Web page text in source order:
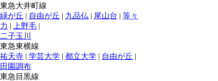
東急大井町線
緑が丘 | 自由が丘 | 九品仏 | 尾山台 | 等々
力 | 上野毛 |
二子玉川
東急東横線
祐天寺 | 学芸大学 | 都立大学 | 自由が丘 |
田園調布
東急目黒線